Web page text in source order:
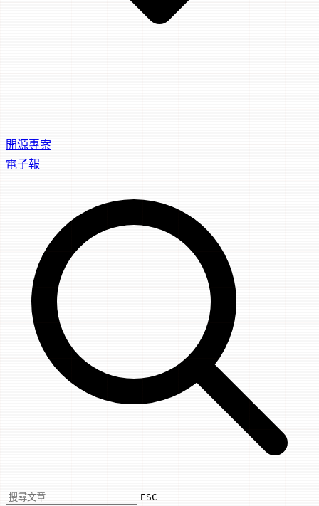
開源專案
電子報
Use arrow keys to navigate results,
ESC